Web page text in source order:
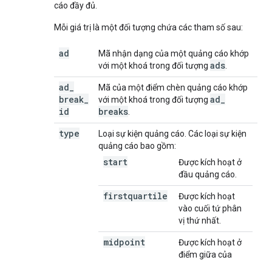
cáo đầy đủ.
Mỗi giá trị là một đối tượng chứa các tham số sau:
ad
Mã nhận dạng của một quảng cáo khớp
với một khoá trong đối tượng ads
ad
break
id
Mã của một điểm chèn quảng cáo khớp
với một khoá trong đối tượng ad
breaks
type
Loại sự kiện quảng cáo. Các loại sự kiện
quảng cáo bao gồm:
start
Được kích hoạt ở
đầu quảng cáo.
firstquartile
Được kích hoạt
vào cuối tứ phân
vị thứ nhất.
midpoint
Được kích hoạt ở
điểm giữa của